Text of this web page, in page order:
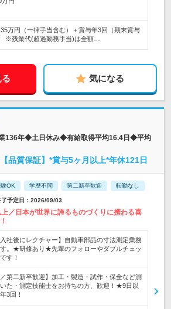
万円（一律手当含む）＋賞与年3回（期末賞与
※残業代(超過勤務手当)は全額…
気になる
136年◆土日休み◆有給取得平均16.4日◆平均
品質保証】*賞与5ヶ月以上*年休121日
OK 学歴不問 第二新卒歓迎 転勤なし
予定日：2026/09/03
／日本が世界に誇るものづくりに携わる喜
入社後にレクチャー】自動車部品の寸法測定業務
。★研修あり★先輩のフォローやダブルチェッ
す！
／第二新卒歓迎】加工・製造・試作・保全など測
た・測定技能士をお持ちの方、歓迎！★9日以
3回！